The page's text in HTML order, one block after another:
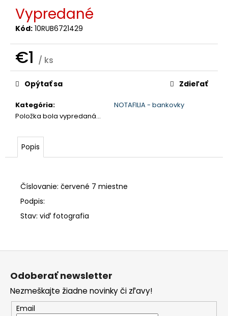
Vypredané
Kód: 10RUB6721429
€1 / ks
Jednotková
cena:
Kategória:
NOTAFILIA - bankovky
Položka bola vypredaná…
Opýtať sa Zdieľať
Popis
Číslovanie: červené 7 miestne
Podpis:
Stav: viď fotografia
O
p
o
ú
č
a
e
Z
Odoberať newsletter
Nezmeškajte žiadne novinky či zľavy!
Email